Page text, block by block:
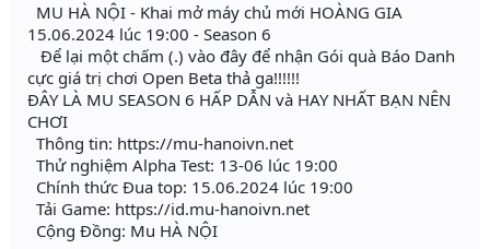
MU HÀ NỘI - Khai mở máy chủ mới HOÀNG GIA
15.06.2024 lúc 19:00 - Season 6
Để lại một chấm (.) vào đây để nhận Gói quà Báo Danh
cực giá trị chơi Open Beta thả ga!!!!!!
ĐÂY LÀ MU SEASON 6 HẤP DẪN và HAY NHẤT BẠN NÊN
CHƠI
Thông tin: https://mu-hanoivn.net
Thử nghiệm Alpha Test: 13-06 lúc 19:00
Chính thức Đua top: 15.06.2024 lúc 19:00
Tải Game: https://id.mu-hanoivn.net
Cộng Đồng: Mu HÀ NỘI